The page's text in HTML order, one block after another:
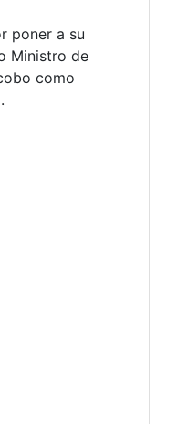
poner a su
Ministro de
como